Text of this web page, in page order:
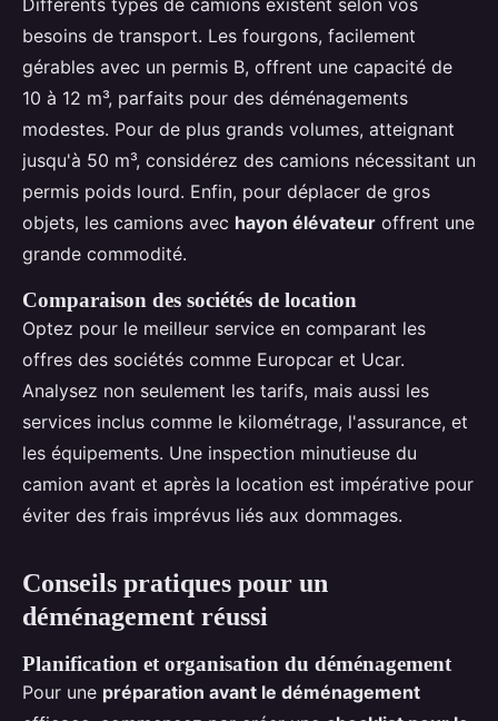
besoins de transport. Les fourgons, facilement
gérables avec un permis B, offrent une capacité de
10 à 12 m³, parfaits pour des déménagements
modestes. Pour de plus grands volumes, atteignant
jusqu'à 50 m³, considérez des camions nécessitant un
permis poids lourd. Enfin, pour déplacer de gros
objets, les camions avec hayon élévateur offrent une
grande commodité.
Comparaison des sociétés de location
Optez pour le meilleur service en comparant les
offres des sociétés comme Europcar et Ucar.
Analysez non seulement les tarifs, mais aussi les
services inclus comme le kilométrage, l'assurance, et
les équipements. Une inspection minutieuse du
camion avant et après la location est impérative pour
éviter des frais imprévus liés aux dommages.
Conseils pratiques pour un
déménagement réussi
Planification et organisation du déménagement
Pour une préparation avant le déménagement